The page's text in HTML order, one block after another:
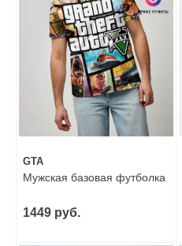
GTA
Мужская базовая футболка
1449 руб.